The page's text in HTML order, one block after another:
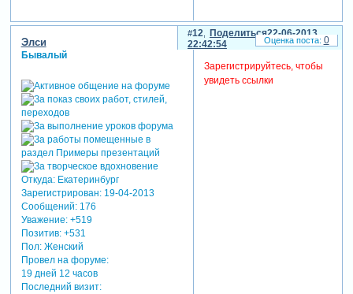
Поделиться
12
22-06-2013
22:42:54
Элси
Бывалый
Откуда:Екатеринбург
Зарегистрирован: 19-04-2013
Сообщений:176
Уважение: +519
Позитив: +531
Пол:Женский
Провел на форуме:
19 дней 12 часов
Последний визит:
Зарегистрируйтесь, чтобы
увидеть ссылки
0